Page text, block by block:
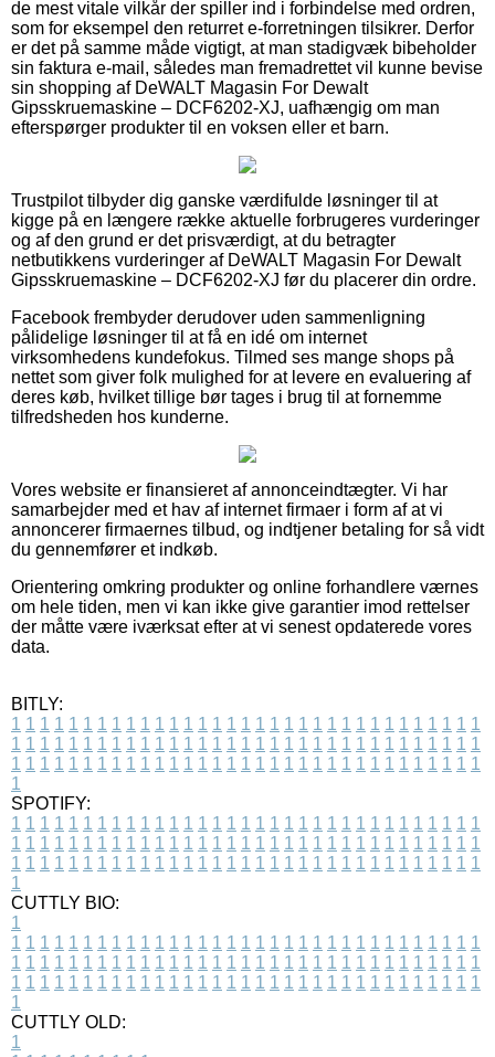
de mest vitale vilkår der spiller ind i forbindelse med ordren,
som for eksempel den returret e-forretningen tilsikrer. Derfor
er det på samme måde vigtigt, at man stadigvæk bibeholder
sin faktura e-mail, således man fremadrettet vil kunne bevise
sin shopping af DeWALT Magasin For Dewalt
Gipsskruemaskine – DCF6202-XJ, uafhængig om man
efterspørger produkter til en voksen eller et barn.
Trustpilot tilbyder dig ganske værdifulde løsninger til at
kigge på en længere række aktuelle forbrugeres vurderinger
og af den grund er det prisværdigt, at du betragter
netbutikkens vurderinger af DeWALT Magasin For Dewalt
Gipsskruemaskine – DCF6202-XJ før du placerer din ordre.
Facebook frembyder derudover uden sammenligning
pålidelige løsninger til at få en idé om internet
virksomhedens kundefokus. Tilmed ses mange shops på
nettet som giver folk mulighed for at levere en evaluering af
deres køb, hvilket tillige bør tages i brug til at fornemme
tilfredsheden hos kunderne.
Vores website er finansieret af annonceindtægter. Vi har
samarbejder med et hav af internet firmaer i form af at vi
annoncerer firmaernes tilbud, og indtjener betaling for så vidt
du gennemfører et indkøb.
Orientering omkring produkter og online forhandlere værnes
om hele tiden, men vi kan ikke give garantier imod rettelser
der måtte være iværksat efter at vi senest opdaterede vores
data.
BITLY:
1 1 1 1 1 1 1 1 1 1 1 1 1 1 1 1 1 1 1 1 1 1 1 1 1 1 1 1 1 1 1 1 1
1 1 1 1 1 1 1 1 1 1 1 1 1 1 1 1 1 1 1 1 1 1 1 1 1 1 1 1 1 1 1 1 1
1 1 1 1 1 1 1 1 1 1 1 1 1 1 1 1 1 1 1 1 1 1 1 1 1 1 1 1 1 1 1 1 1
1
SPOTIFY:
1 1 1 1 1 1 1 1 1 1 1 1 1 1 1 1 1 1 1 1 1 1 1 1 1 1 1 1 1 1 1 1 1
1 1 1 1 1 1 1 1 1 1 1 1 1 1 1 1 1 1 1 1 1 1 1 1 1 1 1 1 1 1 1 1 1
1 1 1 1 1 1 1 1 1 1 1 1 1 1 1 1 1 1 1 1 1 1 1 1 1 1 1 1 1 1 1 1 1
1
CUTTLY BIO:
1
1 1 1 1 1 1 1 1 1 1 1 1 1 1 1 1 1 1 1 1 1 1 1 1 1 1 1 1 1 1 1 1 1
1 1 1 1 1 1 1 1 1 1 1 1 1 1 1 1 1 1 1 1 1 1 1 1 1 1 1 1 1 1 1 1 1
1 1 1 1 1 1 1 1 1 1 1 1 1 1 1 1 1 1 1 1 1 1 1 1 1 1 1 1 1 1 1 1 1
1
CUTTLY OLD:
1